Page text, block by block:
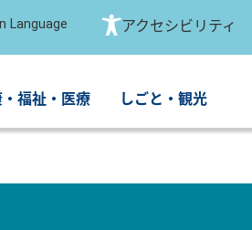
Language アクセシビリティ
福祉・医療 しごと・観光